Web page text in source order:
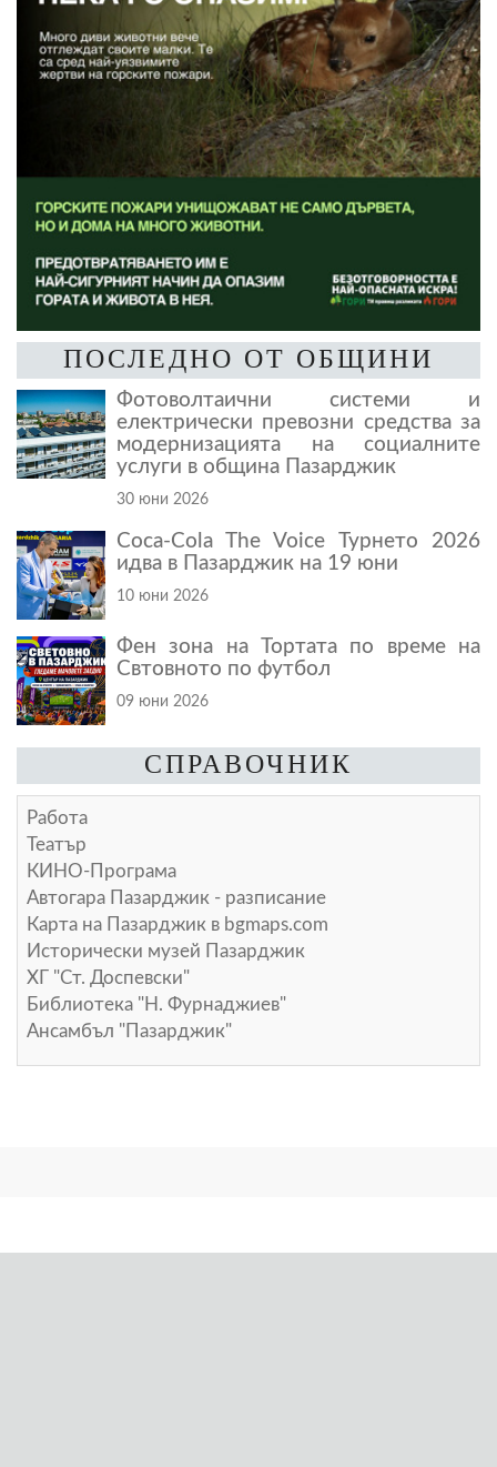
ПОСЛЕДНО ОТ ОБЩИНИ
Фотоволтаични системи и
електрически превозни средства за
модернизацията на социалните
услуги в община Пазарджик
30 юни 2026
Coca-Cola The Voice Турнето 2026
идва в Пазарджик на 19 юни
10 юни 2026
Фен зона на Тортата по време на
Свтовното по футбол
09 юни 2026
СПРАВОЧНИК
Работа
Театър
КИНО-Програма
Автогара Пазарджик - разписание
Карта на Пазарджик в bgmaps.com
Исторически музей Пазарджик
ХГ "Ст. Доспевски"
Библиотека "Н. Фурнаджиев"
Ансамбъл "Пазарджик"